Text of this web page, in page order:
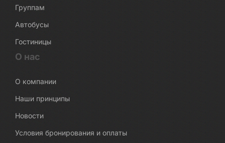
Группам
Автобусы
Гостиницы
О нас
О компании
Наши принципы
Новости
Условия бронирования и оплаты